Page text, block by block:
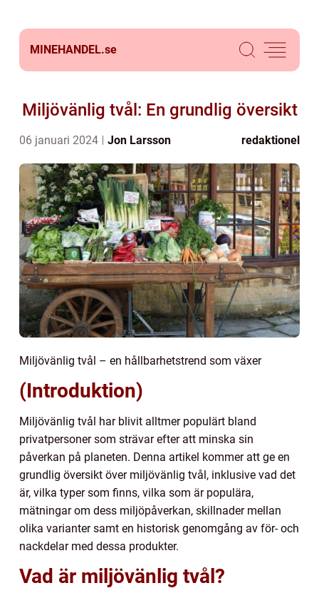
MINEHANDEL.se
Miljövänlig tvål: En grundlig översikt
06 januari 2024 Jon Larsson redaktionel
Miljövänlig tvål – en hållbarhetstrend som växer
(Introduktion)
Miljövänlig tvål har blivit alltmer populärt bland
privatpersoner som strävar efter att minska sin
påverkan på planeten. Denna artikel kommer att ge en
grundlig översikt över miljövänlig tvål, inklusive vad det
är, vilka typer som finns, vilka som är populära,
mätningar om dess miljöpåverkan, skillnader mellan
olika varianter samt en historisk genomgång av för- och
nackdelar med dessa produkter.
Vad är miljövänlig tvål?